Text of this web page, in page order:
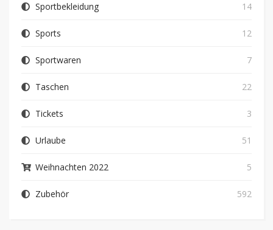
Sportbekleidung 14
Sports 12
Sportwaren 7
Taschen 22
Tickets 3
Urlaube 51
Weihnachten 2022 5
Zubehör 592